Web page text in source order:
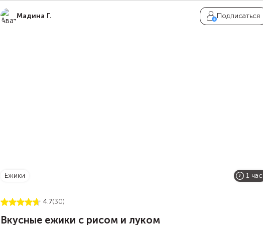
процент жирности, он колеблется в диапазоне от 0 до 23%.
Мадина Г. Подписаться
ежики 1 час
4.7(30)
Вкусные ежики с рисом и луком